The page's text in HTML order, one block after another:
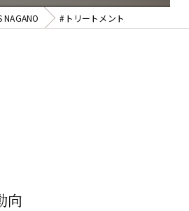
#トリートメント
向